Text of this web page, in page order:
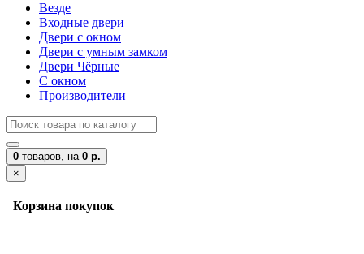
Везде
Входные двери
Двери с окном
Двери с умным замком
Двери Чёрные
C окном
Производители
0 товаров, на 0 р.
×
Корзина покупок